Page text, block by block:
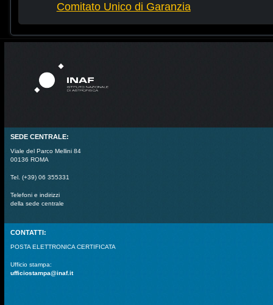
Comitato Unico di Garanzia
SEDE CENTRALE:
Viale del Parco Mellini 84
00136 ROMA
Tel. (+39) 06 355331
Telefoni e indirizzi
della sede centrale
CONTATTI:
POSTA ELETTRONICA CERTIFICATA
Ufficio stampa:
ufficiostampa@inaf.it